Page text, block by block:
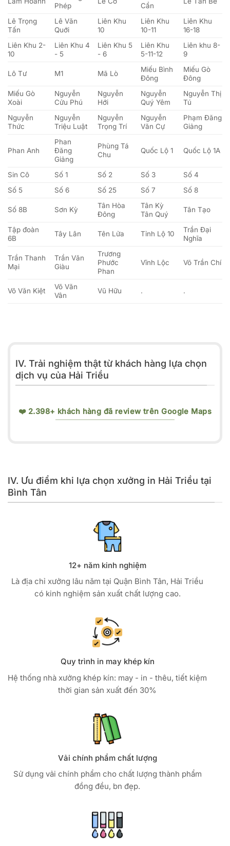
Phép
Cẩn
Lê Trọng
Tấn
Lê Văn
Quới
Liên Khu
10
Liên Khu
10-11
Liên Khu
16-18
Liên Khu 2-
10
Liên Khu 4
- 5
Liên Khu 5
- 6
Liên Khu
5-11-12
Liên khu 8-
9
Lô Tư M1 Mã Lò
Miếu Bình
Đông
Miếu Gò
Đông
Miếu Gò
Xoài
Nguyễn
Cửu Phú
Nguyễn
Hới
Nguyễn
Quý Yêm
Nguyễn Thị
Tú
Nguyễn
Thức
Nguyễn
Triệu Luật
Nguyễn
Trọng Trí
Nguyễn
Văn Cự
Phạm Đăng
Giảng
Phan Anh
Phan
Đăng
Giảng
Phùng Tá
Chu
Quốc Lộ 1 Quốc Lộ 1A
Sin Cô Số 1 Số 2 Số 3
Số 4
Số 5
Số 6 Số 25 Số 7 Số 8
Số 8B Sơn Kỳ
Tân Hòa
Đông
Tân Kỳ
Tân Quý
Tân Tạo
Tập đoàn
6B
Tây Lân Tên Lửa Tỉnh Lộ 10
Trần Đại
Nghĩa
Trần Thanh
Mại
Trần Văn
Giàu
Trương
Phước
Phan
Vĩnh Lộc Võ Trần Chí
Võ Văn Kiệt
Võ Văn
Vân
Vũ Hữu . .
IV. Trải nghiệm thật từ khách hàng lựa chọn
dịch vụ của Hải Triều
❤️ 2.398+ khách hàng đã review trên Google Maps
IV. Ưu điểm khi lựa chọn xưởng in Hải Triều tại
Bình Tân
12+ năm kinh nghiệm
Là địa chỉ xưởng lâu năm tại Quận Bình Tân, Hải Triều
có kinh nghiệm sản xuất chất lượng cao.
Quy trình in may khép kín
Hệ thống nhà xưởng khép kín: may - in - thêu, tiết kiệm
thời gian sản xuất đến 30%
Vải chính phẩm chất lượng
Sử dụng vải chính phẩm cho chất lượng thành phẩm
đồng đều, bn đẹp.